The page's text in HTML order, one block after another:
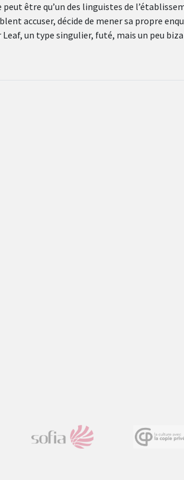
peut être qu’un des linguistes de
accuser, décide de mener sa propre
Leaf, un type singulier, futé, mais un peu